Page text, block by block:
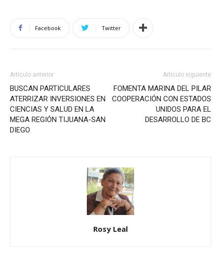
Facebook Twitter
Artículo anterior
BUSCAN PARTICULARES
ATERRIZAR INVERSIONES EN
CIENCIAS Y SALUD EN LA
MEGA REGIÓN TIJUANA-SAN
DIEGO
Artículo siguiente
FOMENTA MARINA DEL PILAR
COOPERACIÓN CON ESTADOS
UNIDOS PARA EL
DESARROLLO DE BC
Rosy Leal